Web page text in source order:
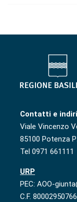
Contatti e
Viale Vincenzo
85100 Potenza
Tel 0971 661111
URP
PEC: AOO-
C.F. 80002950766